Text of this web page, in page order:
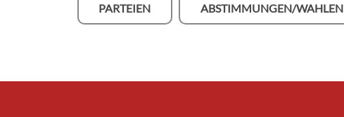
PARTEIEN ABSTIMMUNGEN/WAHLEN